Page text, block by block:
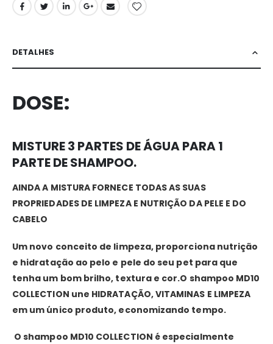
DETALHES
DOSE:
MISTURE 3 PARTES DE ÁGUA PARA 1
PARTE DE SHAMPOO.
AINDA A MISTURA FORNECE TODAS AS SUAS
PROPRIEDADES DE LIMPEZA E NUTRIÇÃO DA PELE E DO
CABELO
Um novo conceito de limpeza, proporciona nutrição
e hidratação ao pelo e pele do seu pet para que
tenha um bom brilho, textura e cor.O shampoo MD10
COLLECTION une HIDRATAÇÃO, VITAMINAS E LIMPEZA
em um único produto, economizando tempo.
O shampoo MD10 COLLECTION é especialmente